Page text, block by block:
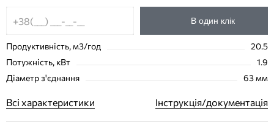
В один клік
Продуктивність, м3/год
20.5
Потужність, кВт
1.9
Діаметр з'єднання
63 мм
Всі характеристики Інструкція/документація